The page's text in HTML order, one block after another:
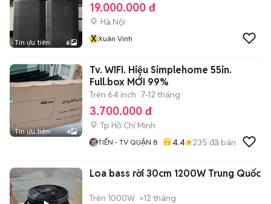
Tin ưu tiên 6
19.000.000 đ
Hà Nội
XXuân Vinh
Tin ưu tiên 4
Tv. WIFI. Hiệu Simplehome 55in.
Full.box MỚI 99%
Trên 64 inch 7-12 tháng
3.700.000 đ
Tp Hồ Chí Minh
TIẾN - TV QUẬN 8 4.4 235 đã bán
Loa bass rời 30cm 1200W Trung Quốc
Trên 1000W >12 tháng